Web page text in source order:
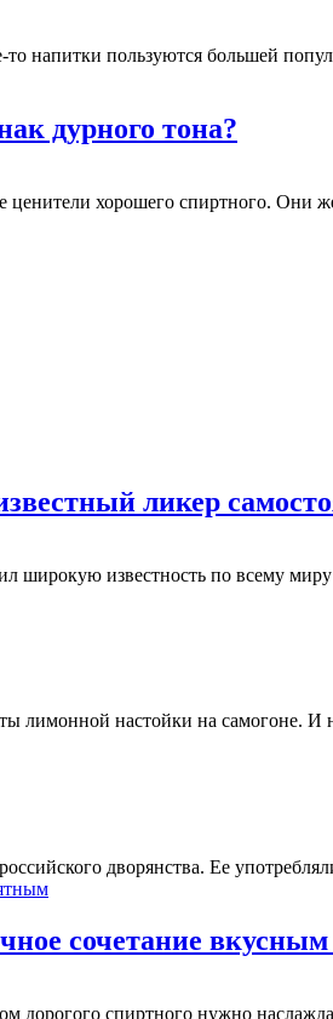
напитки пользуются большей
дурного тона?
ценители хорошего спиртного. Они
ликер
широкую известность по всему
лимонной настойки на самогоне. И
дворянства. Ее
сочетание
спиртного нужно